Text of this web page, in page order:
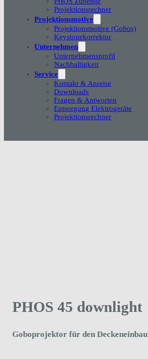
Projektionsrechner
Projektionsmotive
Projektionsmotive (Gobos)
Keystonekorrektur
Unternehmen
Unternehmensprofil
Nachhaltigkeit
Service
Kontakt & Anreise
Downloads
Fragen & Antworten
Entsorgung Elektrogeräte
Projektionsrechner
PHOS 45 downlight
Goboprojektor für den Deckeneinbau